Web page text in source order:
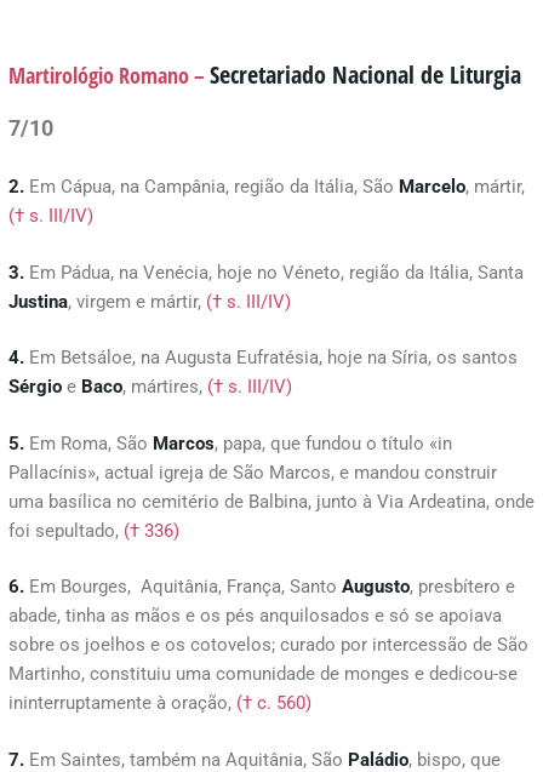
Martirológio Romano – Secretariado Nacional de Liturgia
7/10
2. Em Cápua, na Campânia, região da Itália, São Marcelo, mártir,
(† s. III/IV)
3. Em Pádua, na Venécia, hoje no Véneto, região da Itália, Santa
Justina, virgem e mártir, († s. III/IV)
4. Em Betsáloe, na Augusta Eufratésia, hoje na Síria, os santos
Sérgio e Baco, mártires, († s. III/IV)
5. Em Roma, São Marcos, papa, que fundou o título «in
Pallacínis», actual igreja de São Marcos, e mandou construir
uma basílica no cemitério de Balbina, junto à Via Ardeatina, onde
foi sepultado, († 336)
6. Em Bourges, Aquitânia, França, Santo Augusto, presbítero e
abade, tinha as mãos e os pés anquilosados e só se apoiava
sobre os joelhos e os cotovelos; curado por intercessão de São
Martinho, constituiu uma comunidade de monges e dedicou-se
ininterruptamente à oração, († c. 560)
7. Em Saintes, também na Aquitânia, São Paládio, bispo, que